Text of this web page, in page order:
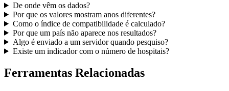
De onde vêm os dados?
Por que os valores mostram anos diferentes?
Como o índice de compatibilidade é calculado?
Por que um país não aparece nos resultados?
Algo é enviado a um servidor quando pesquiso?
Existe um indicador com o número de hospitais?
Ferramentas Relacionadas